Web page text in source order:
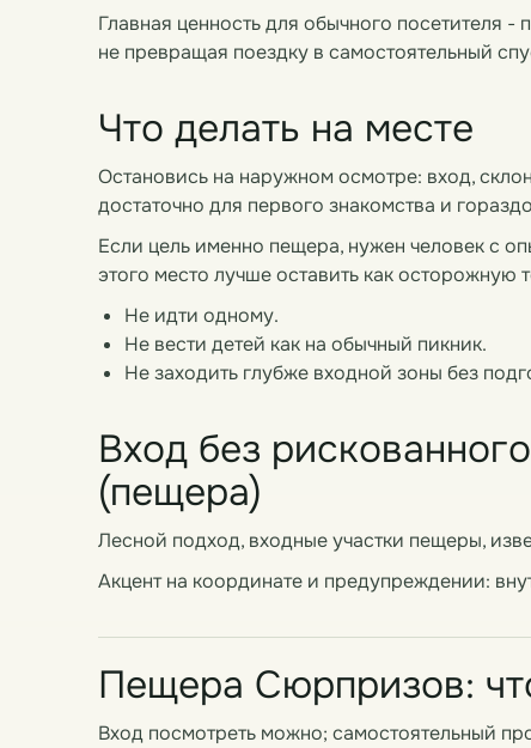
Главная ценность для обычного посетителя
не превращая поездку в самостоятельный
Что делать на месте
Остановись на наружном осмотре: вход,
достаточно для первого знакомства и
Если цель именно пещера, нужен человек с
этого место лучше оставить как осторожную
Не идти одному.
Не вести детей как на обычный пикник.
Не заходить глубже входной зоны без
Вход без
(пещера)
Лесной подход, входные участки пещеры,
Акцент на координате и предупреждении:
Пещера Сюрпризов:
Вход посмотреть можно; самостоятельный